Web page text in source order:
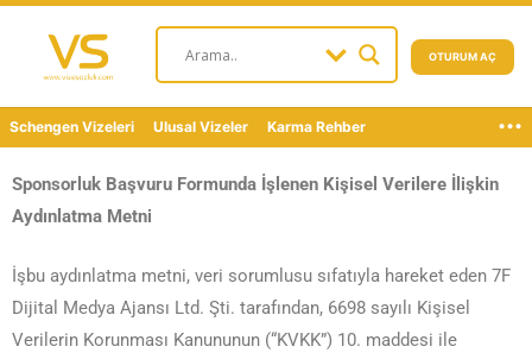
OTURUM AÇ
Schengen Vizeleri Ulusal Vizeler Karma Rehber ...
Sponsorluk Başvuru Formunda İşlenen Kişisel Verilere İlişkin
Aydınlatma Metni
İşbu aydınlatma metni, veri sorumlusu sıfatıyla hareket eden 7F
Dijital Medya Ajansı Ltd. Şti. tarafından, 6698 sayılı Kişisel
Verilerin Korunması Kanununun (“KVKK”) 10. maddesi ile